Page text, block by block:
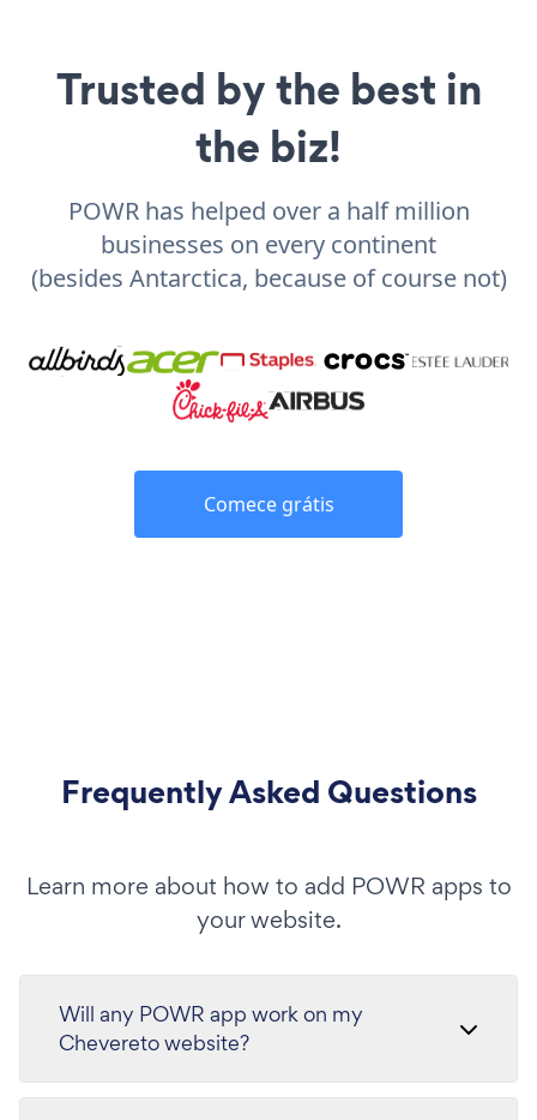
Trusted by the best in
the biz!
POWR has helped over a half million
businesses on every continent
(besides Antarctica, because of course not)
Comece grátis
Frequently Asked Questions
Learn more about how to add POWR apps to
your website.
Will any POWR app work on my
Chevereto website?